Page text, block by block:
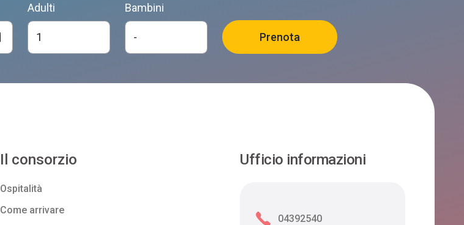
Adulti Bambini
Il consorzio
Ospitalità
Come arrivare
Ufficio informazioni
04392540